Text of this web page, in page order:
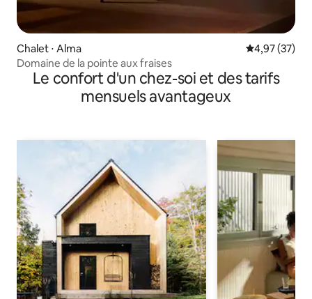
Chalet ⋅ Alma Évaluation
4,97 (37)
Domaine de la pointe aux fraises
Le confort d'un chez-soi et des tarifs
mensuels avantageux